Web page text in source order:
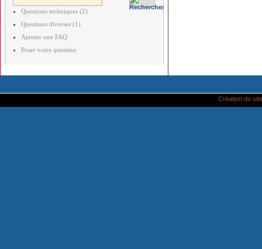
Questions techniques (2)
Questions diverses (1)
Ajouter une FAQ
Poser votre question
Création de